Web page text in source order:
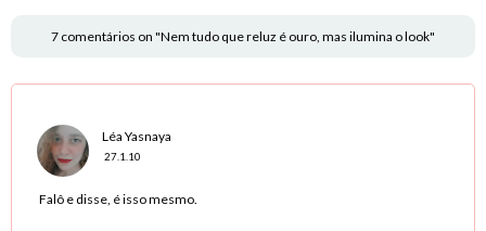
7 comentários on "Nem tudo que reluz é ouro, mas ilumina o look"
Léa Yasnaya
27.1.10
Falô e disse, é isso mesmo.